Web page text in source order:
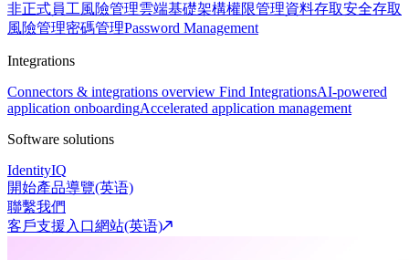
非正式員工風險管理雲端基礎架構權限管理資料存取安全存取
風險管理密碼管理Password Management
Integrations
Connectors & integrations overview Find IntegrationsAI-powered
application onboardingAccelerated application management
Software solutions
IdentityIQ
開始產品導覽(英语)
聯繫我們
客戶支援入口網站(英语)